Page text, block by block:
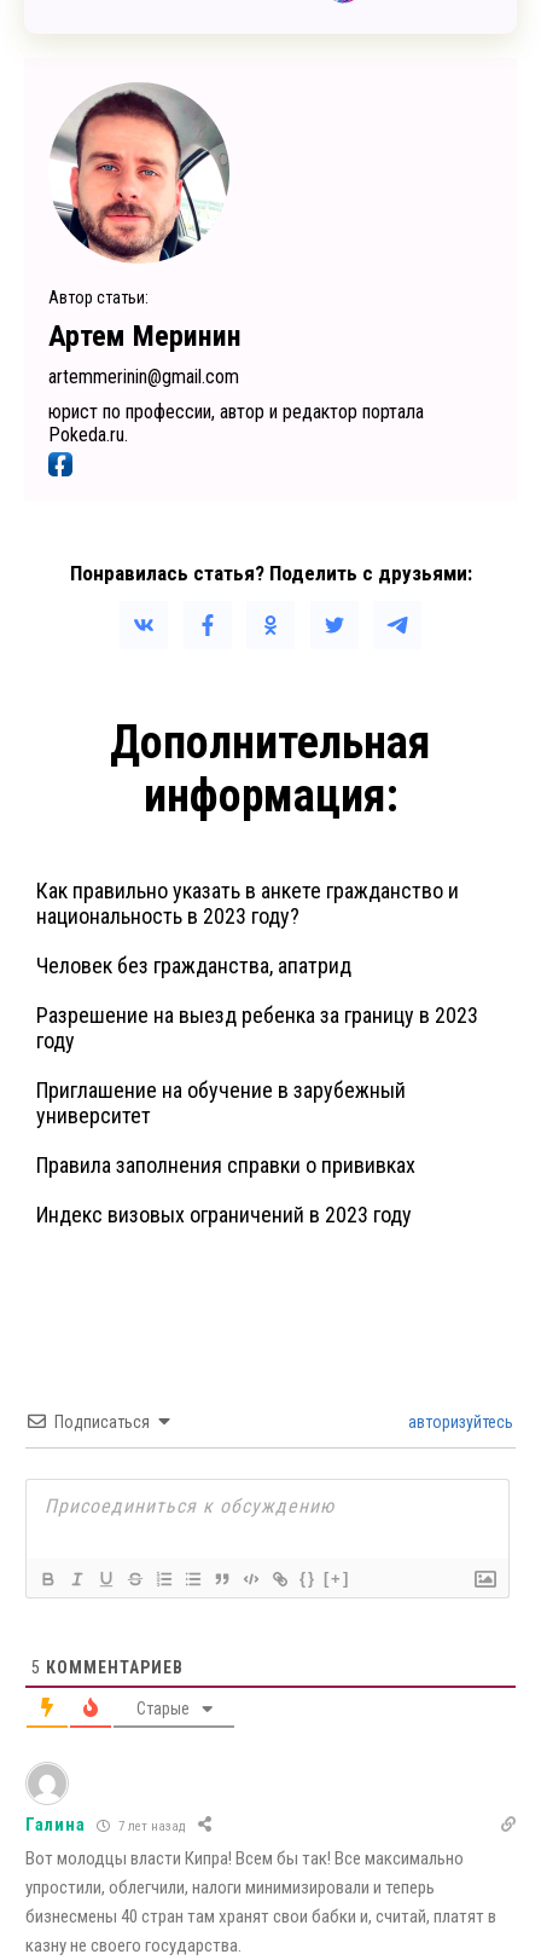
Автор статьи:
Артем Меринин
artemmerinin@gmail.com
юрист по профессии, автор и редактор портала
Pokeda.ru.
Понравилась статья? Поделить с друзьями:
Дополнительная
информация:
Как правильно указать в анкете гражданство и
национальность в 2023 году?
Человек без гражданства, апатрид
Разрешение на выезд ребенка за границу в 2023
году
Приглашение на обучение в зарубежный
университет
Правила заполнения справки о прививках
Индекс визовых ограничений в 2023 году
Подписаться авторизуйтесь
{} [+]
5 КОММЕНТАРИЕВ
Старые
Галина 7 лет назад
Вот молодцы власти Кипра! Всем бы так! Все максимально
упростили, облегчили, налоги минимизировали и теперь
бизнесмены 40 стран там хранят свои бабки и, считай, платят в
казну не своего государства.